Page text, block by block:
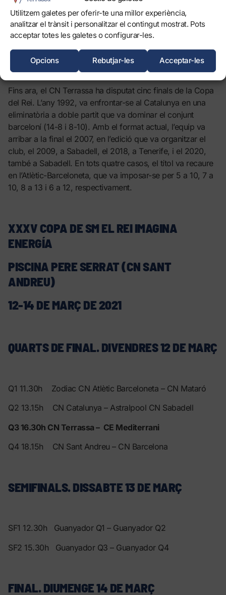
Utilitzem galetes per oferir-te una millor experiència,
analitzar el trànsit i personalitzar el contingut mostrat. Pots
acceptar totes les galetes o configurar-les.
Acceptar-les
Rebutjar-les
Opcions
de lliga que vam disputar”.
CINC FINALS DE COPA DEL REI
Fins ara, el CN Terrassa ha disputat cinc finals de la Copa
del Rei. L’any 1992, va enfrontar-se al Catalunya en una
eliminatòria a doble partit que va dominar el conjunt
barceloní (14-8 i 8-10). Amb el format actual, l’equip va
arribar a la final el 2007, en l’edició que va organitzar el
club, el 2009, a Sabadell, el 2018, a Tenerife, i el 2020,
també a Sabadell. En tots quatre casos, el títol va recaure
en l’Atlètic-Barceloneta, que va imposar-se per 5 a 10, 7 a
10, 8 a 13 i 6 a 12, respectivament.
XXXV COPA DE SM EL REI IMAGINA
ENERGÍA
PISCINA PERE SERRAT (CN SANT
ANDREU)
12-14 DE MARÇ DE 2021
QUARTS DE FINAL. DIVENDRES 12 DE MARÇ
Q1 11.30h Zodiac CN Atlètic Barceloneta – CN Mataró
Q2 13.15h CN Catalunya – Astralpool CN Sabadell
Q3 16.30h CN Terrassa – CE Mediterrani
Q4 18.15h CN Sant Andreu – CN Barcelona
SEMIFINALS. DISSABTE 13 DE MARÇ
SF1 12.30h Guanyador Q1 – Guanyador Q2
SF2 15.30h Guanyador Q3 – Guanyador Q4
FINAL. DIUMENGE 14 DE MARÇ